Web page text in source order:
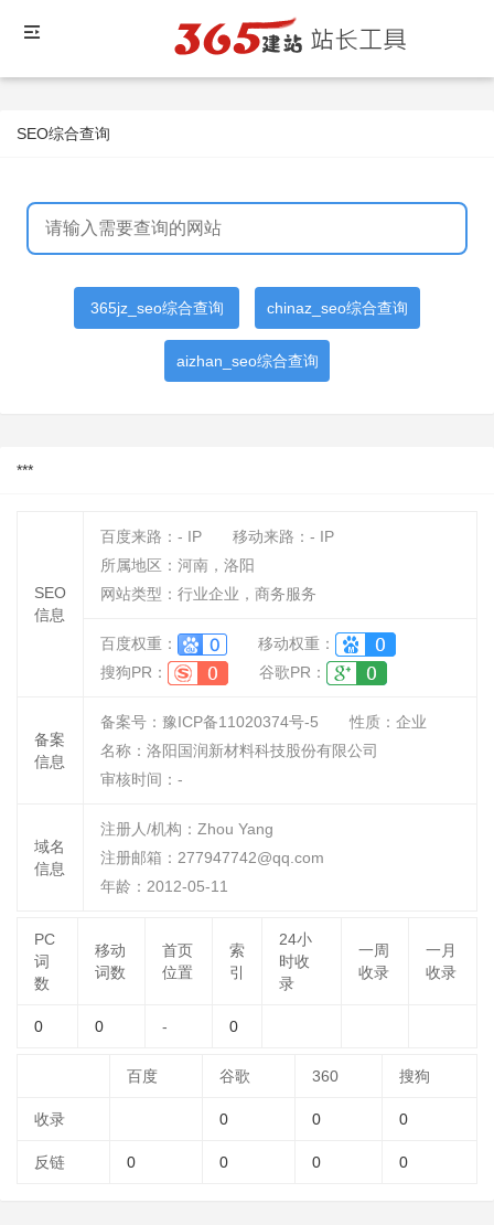
SEO综合查询
365jz_seo综合查询 chinaz_seo综合查询
aizhan_seo综合查询
***
SEO
信息
百度来路： - IP 移动来路： - IP
所属地区：河南，洛阳
网站类型：行业企业，商务服务
百度权重：
移动权重：
搜狗PR：
谷歌PR：
备案
信息
备案号：豫ICP备11020374号-5 性质： 企业
名称： 洛阳国润新材料科技股份有限公司
审核时间： -
域名
信息
注册人/机构：Zhou Yang
注册邮箱：277947742@qq.com
年龄：2012-05-11
PC
词
数
移动
词数
首页
位置
索
引
24小
时收
录
一周
收录
一月
收录
0 0 - 0
百度 谷歌 360 搜狗
收录 0 0 0
反链 0 0 0 0